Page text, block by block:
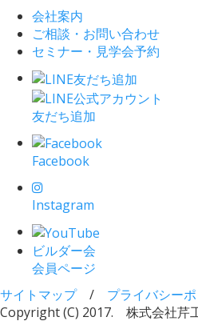
会社案内
ご相談・お問い合わせ
セミナー・見学会予約
友だち追加
Facebook
Instagram
ビルダー会
会員ページ
サイトマップ/ プライバシー
Copyright (C) 2017. 株式会社芹